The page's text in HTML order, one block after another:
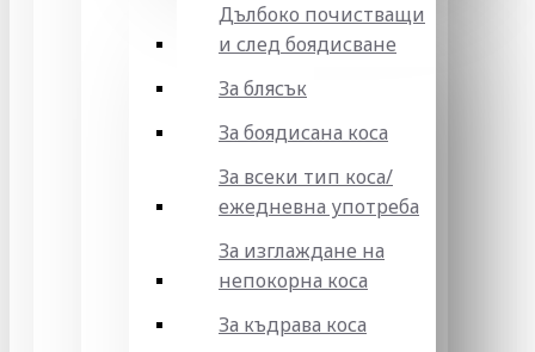
Дълбоко почистващи
и след боядисване
За блясък
За боядисана коса
За всеки тип коса/
ежедневна употреба
За изглаждане на
непокорна коса
За къдрава коса